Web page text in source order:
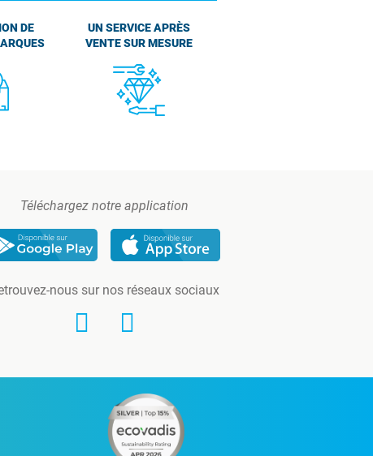
DE
UN SERVICE APRÈS
VENTE SUR MESURE
Téléchargez notre application
nous sur nos réseaux sociaux